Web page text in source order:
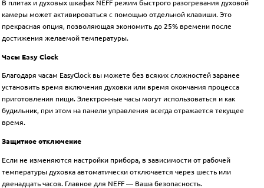
В плитах и духовых шкафах NEFF режим быстрого разогревания духовой
камеры может активироваться с помощью отдельной клавиши. Это
прекрасная опция, позволяющая экономить до 25% времени после
достижения желаемой температуры.
Часы Easy Clock
Благодаря часам EasyClock вы можете без всяких сложностей заранее
установить время включения духовки или время окончания процесса
приготовления пищи. Электронные часы могут использоваться и как
будильник, при этом на панели управления всегда отражается текущее
время.
Защитное отключение
Если не изменяются настройки прибора, в зависимости от рабочей
температуры духовка автоматически отключается через шесть или
двенадцать часов. Главное для NEFF — Ваша безопасность.